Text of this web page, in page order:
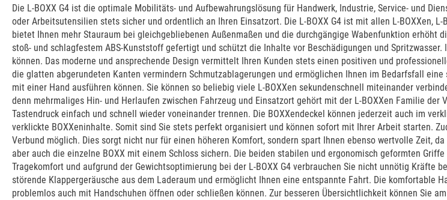
Die L-BOXX G4 ist die optimale Mobilitäts- und Aufbewahrungslösung für Handwerk, Industrie, Service- und
oder Arbeitsutensilien stets sicher und ordentlich an Ihren Einsatzort. Die L-BOXX G4 ist mit allen L-BOXXen,
bietet Ihnen mehr Stauraum bei gleichgebliebenen Außenmaßen und die durchgängige Wabenfunktion erhöht
stoß- und schlagfestem ABS-Kunststoff gefertigt und schützt die Inhalte vor Beschädigungen und
können. Das moderne und ansprechende Design vermittelt Ihren Kunden stets einen positiven und
die glatten abgerundeten Kanten vermindern Schmutzablagerungen und ermöglichen Ihnen im Bedarfsfall
mit einer Hand ausführen können. Sie können so beliebig viele L-BOXXen sekundenschnell miteinander
denn mehrmaliges Hin- und Herlaufen zwischen Fahrzeug und Einsatzort gehört mit der L-BOXXen Familie
Tastendruck einfach und schnell wieder voneinander trennen. Die BOXXendeckel können jederzeit auch im
verklickte BOXXeninhalte. Somit sind Sie stets perfekt organisiert und können sofort mit Ihrer Arbeit starten.
Verbund möglich. Dies sorgt nicht nur für einen höheren Komfort, sondern spart Ihnen ebenso wertvolle Zeit,
aber auch die einzelne BOXX mit einem Schloss sichern. Die beiden stabilen und ergonomisch geformten
Tragekomfort und aufgrund der Gewichtsoptimierung bei der L-BOXX G4 verbrauchen Sie nicht unnötig
störende Klappergeräusche aus dem Laderaum und ermöglicht Ihnen eine entspannte Fahrt. Die komfortable
problemlos auch mit Handschuhen öffnen oder schließen können. Zur besseren Übersichtlichkeit können Sie